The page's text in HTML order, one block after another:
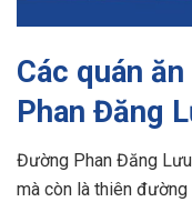
Các quán
Phan Đăng
Đường Phan Đăng
mà còn là thiên